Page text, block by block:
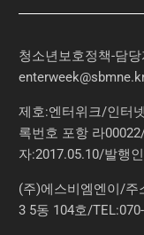
청소년보호정책-담
제호:엔터위크/인터
록번호 포항 라
자:2017.05.10/발행
(주)에스비엠엔이/주
3 5동 104호/